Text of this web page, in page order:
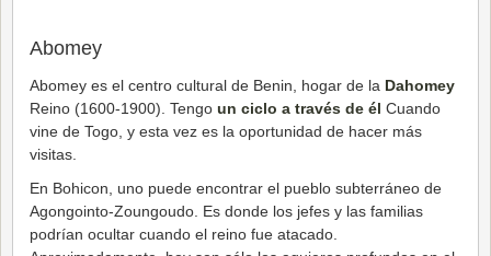
Abomey
Abomey es el centro cultural de Benin, hogar de la Dahomey
Reino (1600-1900). Tengo un ciclo a través de él Cuando
vine de Togo, y esta vez es la oportunidad de hacer más
visitas.
En Bohicon, uno puede encontrar el pueblo subterráneo de
Agongointo-Zoungoudo. Es donde los jefes y las familias
podrían ocultar cuando el reino fue atacado.